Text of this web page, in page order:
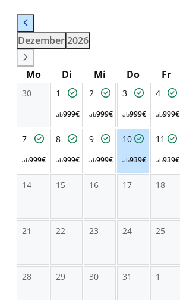
Dezember2026
Mo Di Mi Do Fr
30 1
ab999€
2
ab999€
3
ab999€
4
ab999€
7
ab999€
8
ab999€
9
ab999€
10
ab939€
11
ab939€
14 15 16 17 18
21 22 23 24 25
28 29 30 31 1